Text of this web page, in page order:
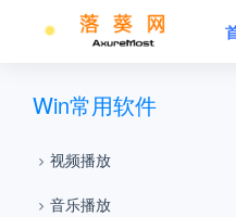
Win常用软件
视频播放
音乐播放